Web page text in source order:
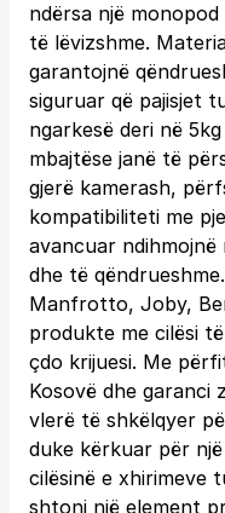
ndërsa një
të lëvizshme.
garantojnë
siguruar që pajisjet
ngarkesë deri në
mbajtëse janë të
gjerë kamerash,
kompatibiliteti me
avancuar
dhe të
Manfrotto, Joby,
produkte me cilësi
çdo krijuesi. Me
Kosovë dhe
vlerë të shkëlqyer
duke kërkuar për
cilësinë e xhirimeve
shtoni një element